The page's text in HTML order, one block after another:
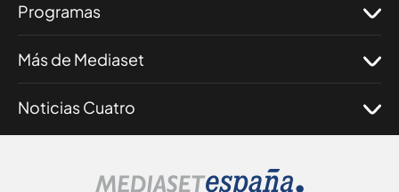
Programas
Más de Mediaset
Noticias Cuatro